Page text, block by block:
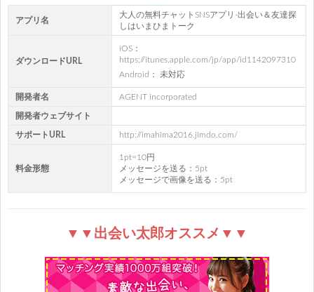
アプリ名
大人の無料チャットSNSアプリ-出会い＆友達探
しはいまひまトーク
ダウンロードURL
iOS：
https://itunes.apple.com/jp/app/id1142097310
Android： 未対応
開発者名 AGENT incorporated
開発者ウェブサイト
サポートURL http://imahima2016.jimdo.com/
料金形態
1pt=10円
メッセージを送る：5pt
メッセージで画像を送る：5pt
▼▼出会い太郎オススメ▼▼